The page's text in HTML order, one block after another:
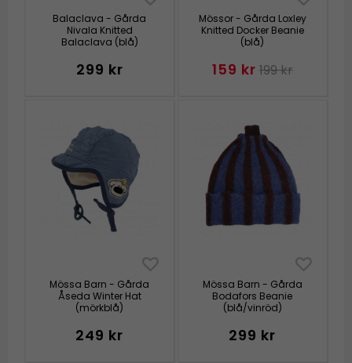
Balaclava - Gårda
Nivala Knitted
Balaclava (blå)
299 kr
Mössor - Gårda Loxley
Knitted Docker Beanie
(blå)
159 kr 199 kr
Mössa Barn - Gårda
Åseda Winter Hat
(mörkblå)
249 kr
Mössa Barn - Gårda
Bodafors Beanie
(blå/vinröd)
299 kr